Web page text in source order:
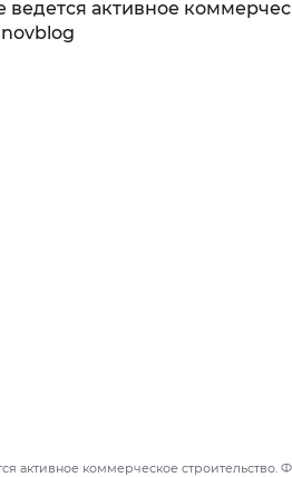
активное коммерческое строительство.